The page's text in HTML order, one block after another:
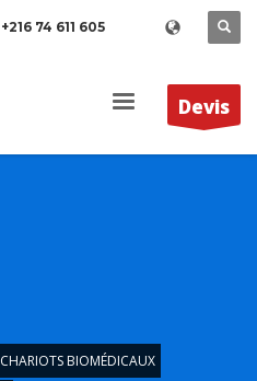
+216 74 611 605
Devis
CHARIOTS BIOMÉDICAUX